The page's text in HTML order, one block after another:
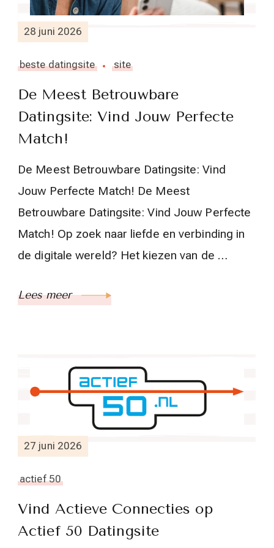
28 juni 2026
beste datingsite site
De Meest Betrouwbare
Datingsite: Vind Jouw Perfecte
Match!
De Meest Betrouwbare Datingsite: Vind
Jouw Perfecte Match! De Meest
Betrouwbare Datingsite: Vind Jouw Perfecte
Match! Op zoek naar liefde en verbinding in
de digitale wereld? Het kiezen van de …
Lees meer
27 juni 2026
actief 50
Vind Actieve Connecties op
Actief 50 Datingsite